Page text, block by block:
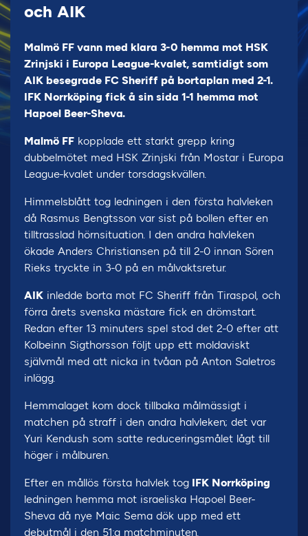
och AIK
Malmö FF vann med klara 3-0 hemma mot HSK
Zrinjski i Europa League-kvalet, samtidigt som
AIK besegrade FC Sheriff på bortaplan med 2-1.
IFK Norrköping fick å sin sida 1-1 hemma mot
Hapoel Beer-Sheva.
Malmö FF kopplade ett starkt grepp kring
dubbelmötet med HSK Zrinjski från Mostar i Europa
League-kvalet under torsdagskvällen.
Himmelsblått tog ledningen i den första halvleken
då Rasmus Bengtsson var sist på bollen efter en
tilltrasslad hörnsituation. I den andra halvleken
ökade Anders Christiansen på till 2-0 innan Sören
Rieks tryckte in 3-0 på en målvaktsretur.
AIK inledde borta mot FC Sheriff från Tiraspol, och
förra årets svenska mästare fick en drömstart.
Redan efter 13 minuters spel stod det 2-0 efter att
Kolbeinn Sigthorsson följt upp ett moldaviskt
självmål med att nicka in tvåan på Anton Saletros
inlägg.
Hemmalaget kom dock tillbaka målmässigt i
matchen på straff i den andra halvleken; det var
Yuri Kendush som satte reduceringsmålet lågt till
höger i målburen.
Efter en mållös första halvlek tog IFK Norrköping
ledningen hemma mot israeliska Hapoel Beer-
Sheva då nye Maic Sema dök upp med ett
debutmål i den 51:a matchminuten.